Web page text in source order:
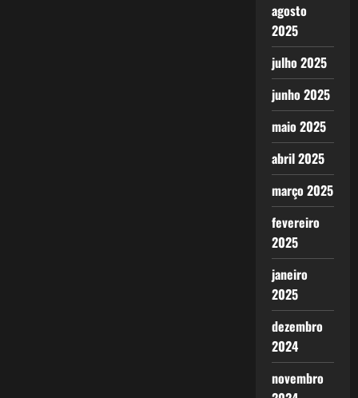
agosto
2025
julho 2025
junho 2025
maio 2025
abril 2025
março 2025
fevereiro
2025
janeiro
2025
dezembro
2024
novembro